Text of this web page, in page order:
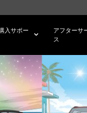
入サポー
アフターサ
ス